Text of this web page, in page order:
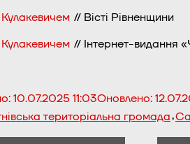
// Вісті Рівненщини
// Інтернет-видання
10.07.2025 11:03Оновлено:
територіальна громада,